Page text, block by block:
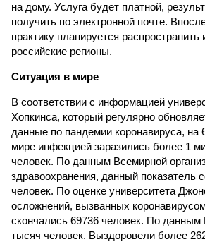
на дому. Услуга будет платной,
получить по электронной почте.
практику планируется распространить
российские регионы.
Ситуация в мире
В соответствии с информацией
Хопкинса, который регулярно
данные по пандемии коронавируса, на
мире инфекцией заразились более 1
человек. По данным Всемирной
здравоохранения, данный показатель
человек. По оценке университета
осложнений, вызванных
скончались 69736 человек. По
тысяч человек. Выздоровели более